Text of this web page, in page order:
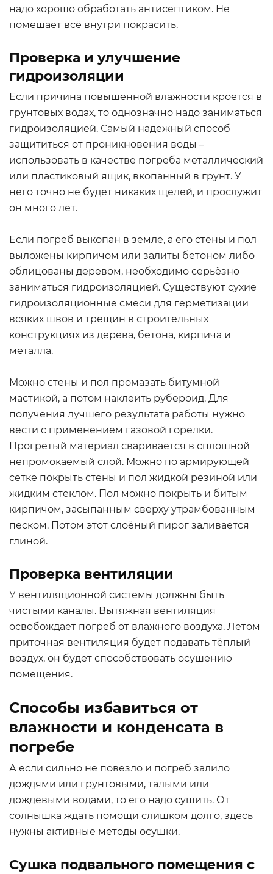
надо хорошо обработать антисептиком. Не
помешает всё внутри покрасить.
Проверка и улучшение
гидроизоляции
Если причина повышенной влажности кроется в
грунтовых водах, то однозначно надо заниматься
гидроизоляцией. Самый надёжный способ
защититься от проникновения воды –
использовать в качестве погреба металлический
или пластиковый ящик, вкопанный в грунт. У
него точно не будет никаких щелей, и прослужит
он много лет.
Если погреб выкопан в земле, а его стены и пол
выложены кирпичом или залиты бетоном либо
облицованы деревом, необходимо серьёзно
заниматься гидроизоляцией. Существуют сухие
гидроизоляционные смеси для герметизации
всяких швов и трещин в строительных
конструкциях из дерева, бетона, кирпича и
металла.
Можно стены и пол промазать битумной
мастикой, а потом наклеить рубероид. Для
получения лучшего результата работы нужно
вести с применением газовой горелки.
Прогретый материал сваривается в сплошной
непромокаемый слой. Можно по армирующей
сетке покрыть стены и пол жидкой резиной или
жидким стеклом. Пол можно покрыть и битым
кирпичом, засыпанным сверху утрамбованным
песком. Потом этот слоёный пирог заливается
глиной.
Проверка вентиляции
У вентиляционной системы должны быть
чистыми каналы. Вытяжная вентиляция
освобождает погреб от влажного воздуха. Летом
приточная вентиляция будет подавать тёплый
воздух, он будет способствовать осушению
помещения.
Способы избавиться от
влажности и конденсата в
погребе
А если сильно не повезло и погреб залило
дождями или грунтовыми, талыми или
дождевыми водами, то его надо сушить. От
солнышка ждать помощи слишком долго, здесь
нужны активные методы осушки.
Сушка подвального помещения с